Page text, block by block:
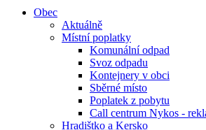
Obec
Aktuálně
Místní poplatky
Komunální odpad
Svoz odpadu
Kontejnery v obci
Sběrné místo
Poplatek z pobytu
Call centrum Nykos -
Hradištko a Kersko